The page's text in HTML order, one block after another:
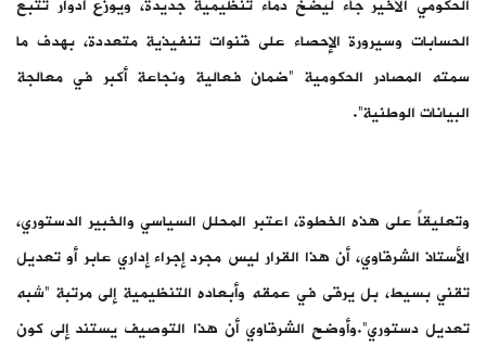
الحسابات وسيرورة الإحصاء على قنوات تنفيذية متعددة، بهدف ما
سمته المصادر الحكومية “ضمان فعالية ونجاعة أكبر في معالجة
البيانات الوطنية”.
وتعليقاً على هذه الخطوة، اعتبر المحلل السياسي والخبير الدستوري،
الأستاذ الشرقاوي، أن هذا القرار ليس مجرد إجراء إداري عابر أو تعديل
تقني بسيط، بل يرقى في عمقه وأبعاده التنظيمية إلى مرتبة “شبه
تعديل دستوري”.وأوضح الشرقاوي أن هذا التوصيف يستند إلى كون